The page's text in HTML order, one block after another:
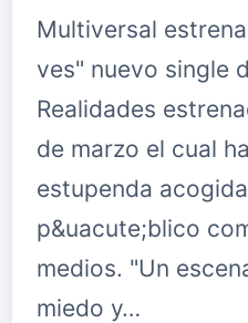
Multiversal
ves" nuevo single
Realidades
de marzo el cual
estupenda
p&uacute;blico
medios. "Un
miedo y…